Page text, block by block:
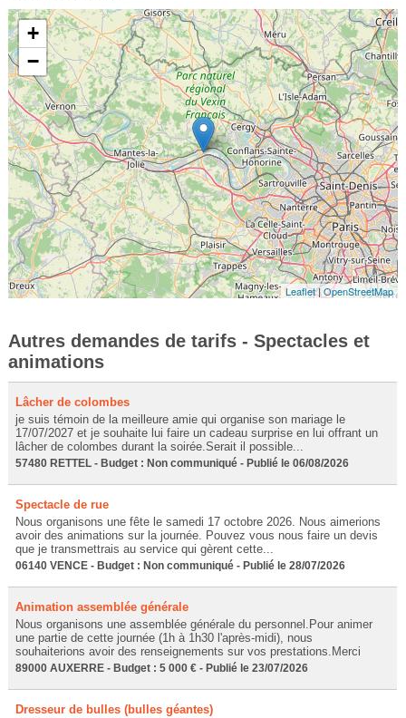
+
−
Leaflet|OpenStreetMap
Autres demandes de tarifs - Spectacles et
animations
Lâcher de colombes
je suis témoin de la meilleure amie qui organise son mariage le
17/07/2027 et je souhaite lui faire un cadeau surprise en lui offrant un
lâcher de colombes durant la soirée.Serait il possible...
57480 RETTEL - Budget : Non communiqué - Publié le 06/08/2026
Spectacle de rue
Nous organisons une fête le samedi 17 octobre 2026. Nous aimerions
avoir des animations sur la journée. Pouvez vous nous faire un devis
que je transmettrais au service qui gèrent cette...
06140 VENCE - Budget : Non communiqué - Publié le 28/07/2026
Animation assemblée générale
Nous organisons une assemblée générale du personnel.Pour animer
une partie de cette journée (1h à 1h30 l'après-midi), nous
souhaiterions avoir des renseignements sur vos prestations.Merci
89000 AUXERRE - Budget : 5 000 € - Publié le 23/07/2026
Dresseur de bulles (bulles géantes)